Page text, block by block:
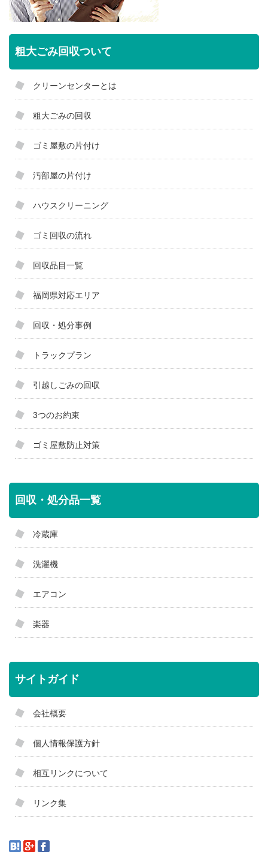
粗大ごみ回収ついて
クリーンセンターとは
粗大ごみの回収
ゴミ屋敷の片付け
汚部屋の片付け
ハウスクリーニング
ゴミ回収の流れ
回収品目一覧
福岡県対応エリア
回収・処分事例
トラックプラン
引越しごみの回収
3つのお約束
ゴミ屋敷防止対策
回収・処分品一覧
冷蔵庫
洗濯機
エアコン
楽器
サイトガイド
会社概要
個人情報保護方針
相互リンクについて
リンク集